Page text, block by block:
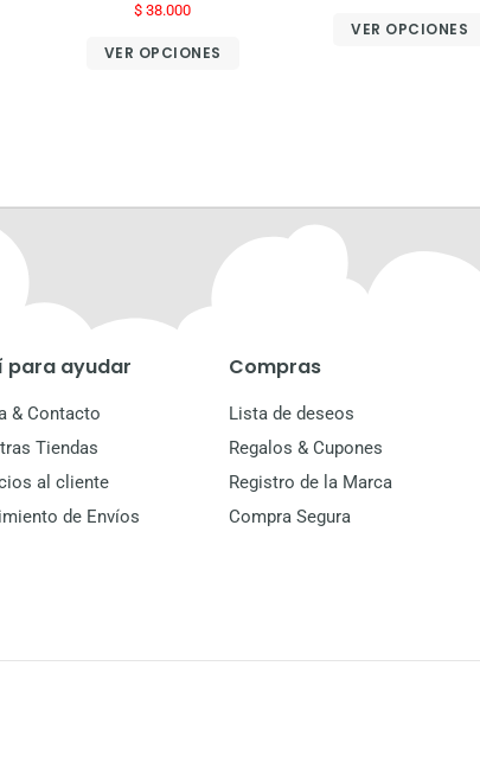
$ 38.000
VER OPCIONES
VER OPCIONES
para ayudar
& Contacto
Tiendas
al cliente
de Envíos
Compras
Lista de deseos
Regalos & Cupones
Registro de la Marca
Compra Segura